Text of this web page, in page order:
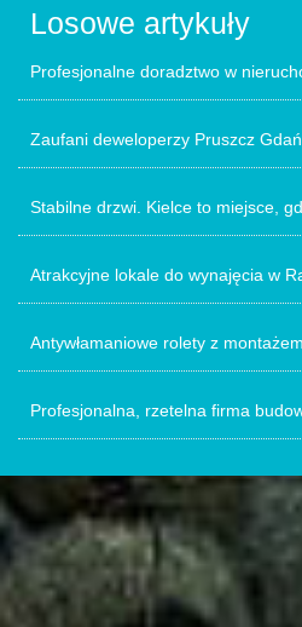
Losowe artykuły
Profesjonalne doradztwo w
Zaufani deweloperzy Pruszcz
Stabilne drzwi. Kielce to miejsce,
Atrakcyjne lokale do wynajęcia w
Antywłamaniowe rolety z
Profesjonalna, rzetelna firma